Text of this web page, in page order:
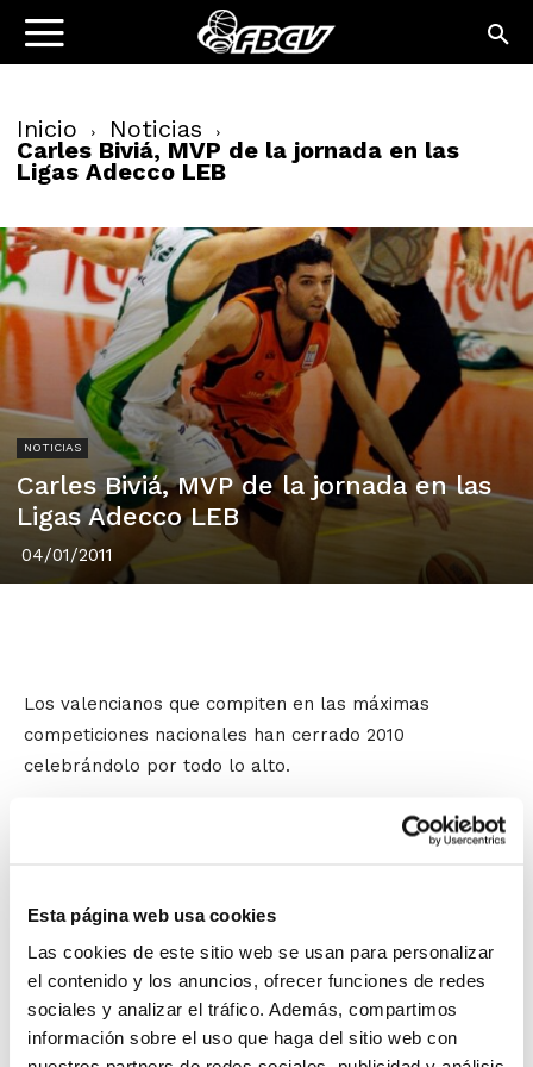
Esta página web usa cookies
Las cookies de este sitio web se usan para personalizar
el contenido y los anuncios, ofrecer funciones de redes
sociales y analizar el tráfico. Además, compartimos
información sobre el uso que haga del sitio web con
Inicio Noticias
Carles Biviá, MVP de la jornada en las
Ligas Adecco LEB
NOTICIAS
Carles Biviá, MVP de la jornada en las
Ligas Adecco LEB
04/01/2011
Los valencianos que compiten en las máximas
competiciones nacionales han cerrado 2010
celebrándolo por todo lo alto.
Carles Biviá
desde que arrancó la Adecco Plata se han visto
ha convertido en indiscutible MVP de las Ligas Adecco
asistencias y 8 faltas recibidas para un total de 36 de
valoración. El base valenciano del Bàsquet Mallorca
está siendo el gran referente de un conjunto que
aspira al ascenso.